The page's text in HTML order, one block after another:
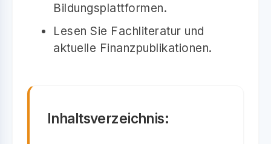
Bildungsplattformen.
Lesen Sie Fachliteratur und
aktuelle Finanzpublikationen.
Inhaltsverzeichnis: